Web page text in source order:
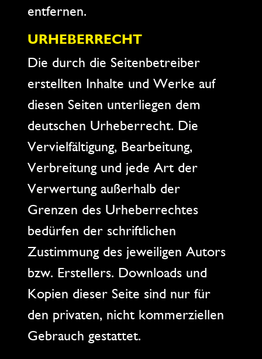
entfernen.
URHEBERRECHT
Die durch die Seitenbetreiber
erstellten Inhalte und Werke auf
diesen Seiten unterliegen dem
deutschen Urheberrecht. Die
Vervielfältigung, Bearbeitung,
Verbreitung und jede Art der
Verwertung außerhalb der
Grenzen des Urheberrechtes
bedürfen der schriftlichen
Zustimmung des jeweiligen Autors
bzw. Erstellers. Downloads und
Kopien dieser Seite sind nur für
den privaten, nicht kommerziellen
Gebrauch gestattet.